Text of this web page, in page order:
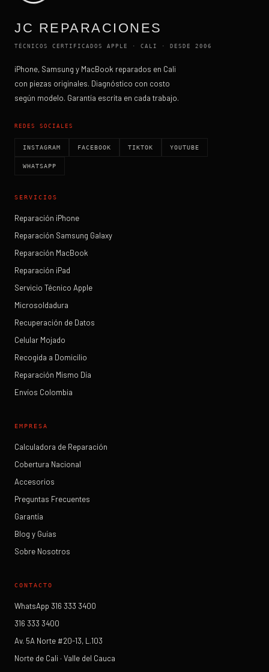
JC REPARACIONES
TÉCNICOS CERTIFICADOS APPLE · CALI · DESDE 2006
iPhone, Samsung y MacBook reparados en Cali
con piezas originales. Diagnóstico con costo
según modelo. Garantía escrita en cada trabajo.
REDES SOCIALES
INSTAGRAM FACEBOOK TIKTOK YOUTUBE
WHATSAPP
SERVICIOS
Reparación iPhone
Reparación Samsung Galaxy
Reparación MacBook
Reparación iPad
Servicio Técnico Apple
Microsoldadura
Recuperación de Datos
Celular Mojado
Recogida a Domicilio
Reparación Mismo Día
Envíos Colombia
EMPRESA
Calculadora de Reparación
Cobertura Nacional
Accesorios
Preguntas Frecuentes
Garantía
Blog y Guías
Sobre Nosotros
CONTACTO
WhatsApp 316 333 3400
316 333 3400
Av. 5A Norte #20-13, L.103
Norte de Cali · Valle del Cauca